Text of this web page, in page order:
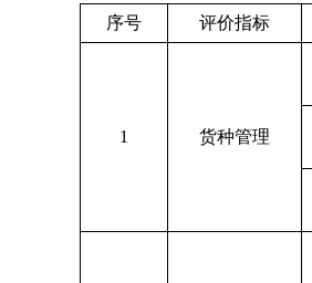
序号
评价指标
1 货种管理